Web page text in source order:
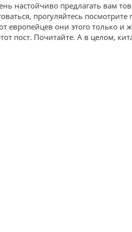
настойчиво предлагать вам
прогуляйтесь
европейцев они этого только и
пост. Почитайте. А в целом,